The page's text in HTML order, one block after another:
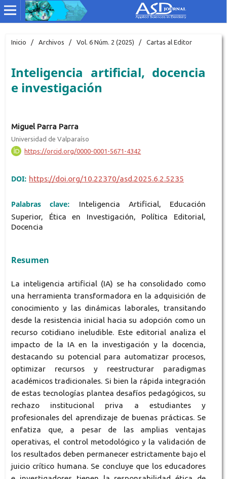
Inicio / Archivos / Vol. 6 Núm. 2 (2025) / Cartas al Editor
Inteligencia artificial, docencia
e investigación
Miguel Parra Parra
Universidad de Valparaíso
https://orcid.org/0000-0001-5671-4342
DOI: https://doi.org/10.22370/asd.2025.6.2.5235
Palabras clave:
Inteligencia Artificial, Educación
Superior, Ética en Investigación, Política Editorial,
Docencia
Resumen
La inteligencia artificial (IA) se ha consolidado como
una herramienta transformadora en la adquisición de
conocimiento y las dinámicas laborales, transitando
desde la resistencia inicial hacia su adopción como un
recurso cotidiano ineludible. Este editorial analiza el
impacto de la IA en la investigación y la docencia,
destacando su potencial para automatizar procesos,
optimizar recursos y reestructurar paradigmas
académicos tradicionales. Si bien la rápida integración
de estas tecnologías plantea desafíos pedagógicos, su
rechazo institucional priva a estudiantes y
profesionales del aprendizaje de buenas prácticas. Se
enfatiza que, a pesar de las amplias ventajas
operativas, el control metodológico y la validación de
los resultados deben permanecer estrictamente bajo el
juicio crítico humana. Se concluye que los educadores